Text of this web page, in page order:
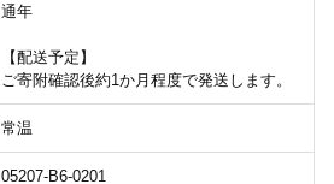
通年
【配送予定】
ご寄附確認後約1か月程度で発送します。
常温
05207-B6-0201